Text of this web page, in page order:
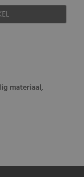
materiaal,